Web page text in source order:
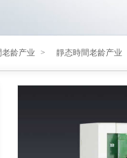
老龄产业 > 靜态時間老龄产业